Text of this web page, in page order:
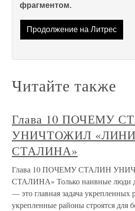
фрагментом.
Продолжение на Литрес
Читайте также
Глава 10 ПОЧЕМУ
УНИЧТОЖИЛ
СТАЛИНА»
Глава 10 ПОЧЕМУ СТАЛИН
СТАЛИНА» Только наивные люди
— это главная задача укрепленных
укрепленные районы строятся для